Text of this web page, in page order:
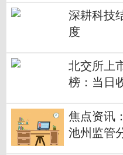
深耕科技
度
北交所上
榜：当日
焦点资讯
池州监管